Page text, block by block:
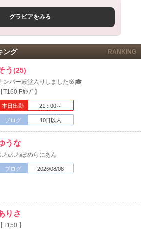
グラビアをみる
ング RANKING
う(25)
ンバー殿堂入りしました🌸🎓
【T160 Fｶｯﾌﾟ】
本日出勤 21：00～
ブログ 10日以内
うな
わふわぽめらにあん
ブログ 2026/08/08
りさ
【T150 】
X (旧Twitter)
お店のURLをコピー
会員ログイン
女の子ログイン
店舗ログイン
新規会員登録
北陸
静岡
関西
全国TOP